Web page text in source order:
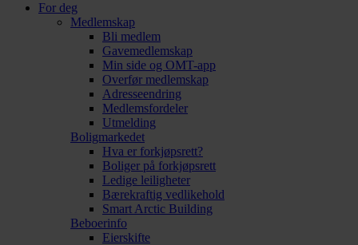
For deg
Medlemskap
Bli medlem
Gavemedlemskap
Min side og OMT-app
Overfør medlemskap
Adresseendring
Medlemsfordeler
Utmelding
Boligmarkedet
Hva er forkjøpsrett?
Boliger på forkjøpsrett
Ledige leiligheter
Bærekraftig vedlikehold
Smart Arctic Building
Beboerinfo
Eierskifte